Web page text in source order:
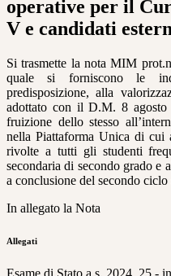
operative per il
V e candidati
Si trasmette la nota MIM
quale si forniscono le
predisposizione, alla
adottato con il D.M. 8
fruizione dello stesso
nella Piattaforma Unica di
rivolte a tutti gli studenti
secondaria di secondo grado e
a conclusione del secondo
In allegato la Nota
Allegati
Esame di Stato a.s. 2024_25 -